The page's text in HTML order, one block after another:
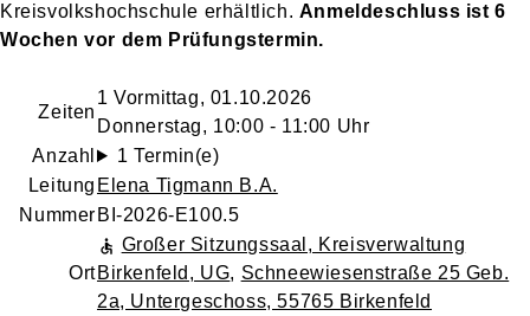
Kreisvolkshochschule erhältlich. Anmeldeschluss ist 6
Wochen vor dem Prüfungstermin.
Zeiten
1 Vormittag, 01.10.2026
Donnerstag, 10:00 - 11:00 Uhr
Anzahl
1 Termin(e)
Leitung Elena Tigmann B.A.
Nummer BI-2026-E100.5
Ort
Großer Sitzungssaal, Kreisverwaltung
Birkenfeld, UG, Schneewiesenstraße 25 Geb.
2a, Untergeschoss, 55765 Birkenfeld